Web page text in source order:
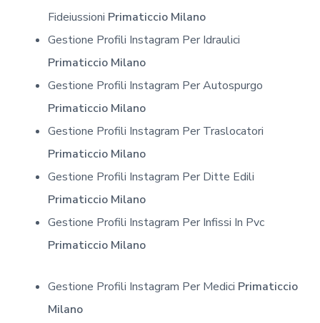
Fideiussioni Primaticcio Milano
Gestione Profili Instagram Per Idraulici
Primaticcio Milano
Gestione Profili Instagram Per Autospurgo
Primaticcio Milano
Gestione Profili Instagram Per Traslocatori
Primaticcio Milano
Gestione Profili Instagram Per Ditte Edili
Primaticcio Milano
Gestione Profili Instagram Per Infissi In Pvc
Primaticcio Milano
Gestione Profili Instagram Per Medici Primaticcio
Milano